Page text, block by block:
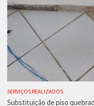
SERVIÇOS REALIZADOS
Substituição de piso